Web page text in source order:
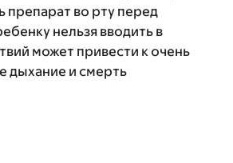
препарат во рту перед
нельзя вводить в
может привести к очень
дыхание и смерть